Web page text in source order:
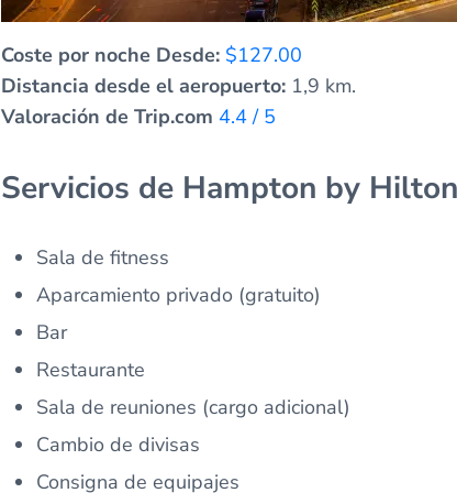
Coste por noche Desde: $127.00
Distancia desde el aeropuerto: 1,9 km.
Valoración de Trip.com 4.4 / 5
Servicios de Hampton by
Sala de fitness
Aparcamiento privado (gratuito)
Bar
Restaurante
Sala de reuniones (cargo adicional)
Cambio de divisas
Consigna de equipajes